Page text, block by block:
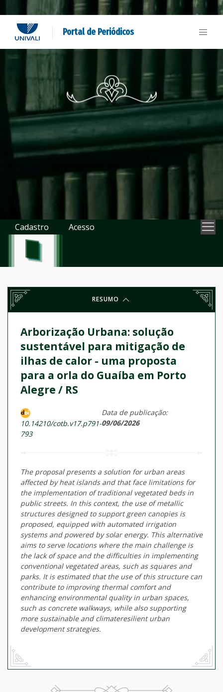
Portal de Periódicos
Cadastro Acesso
RESUMO
Arborização Urbana: solução
sustentável para mitigação de
ilhas de calor - uma proposta
para a orla do Guaíba em Porto
Alegre / RS
10.14210/cotb.v17.p791-
793
Data de publicação:
09/06/2026
The proposal presents a solution for urban areas
affected by heat islands and that face limitations for
the implementation of traditional vegetated beds in
public streets. In this context, the use of metallic
structures designed to support green canopies is
proposed, equipped with automated irrigation
systems and powered by solar energy. This alternative
aims to serve locations where the main challenge is
the lack of space and the difficulties in implementing
conventional vegetated areas, such as squares and
parks. It is estimated that the use of this structure can
contribute to improving thermal comfort and
enhancing environmental quality in urban spaces,
such as concrete walkways, while also supporting
more sustainable and climateresilient urban
development strategies.